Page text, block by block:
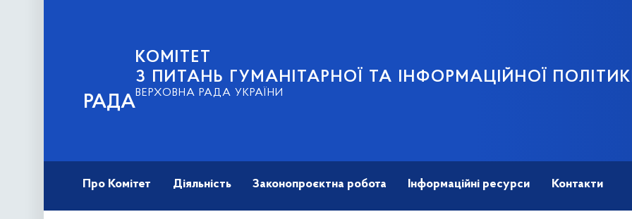
РАДА
КОМІТЕТ
З ПИТАНЬ ГУМАНІТАРНОЇ ТА ІНФОРМАЦІЙНОЇ
ВЕРХОВНА РАДА УКРАЇНИ
Про Комітет Діяльність Законопроєктна робота Інформаційні ресурси Контакти